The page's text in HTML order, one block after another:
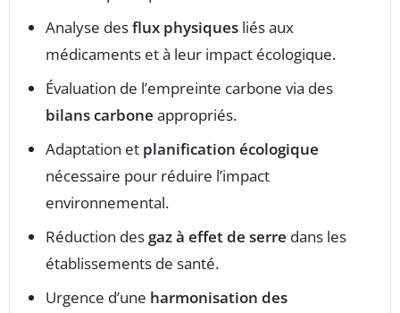
Analyse desflux physiques liés aux
médicaments et à leur impact écologique.
Évaluation de l’empreinte carbone via des
bilans carbone appropriés.
Adaptation et planification écologique
nécessaire pour réduire l’impact
environnemental.
Réduction des gaz à effet de serre dans les
établissements de santé.
Urgence d’une harmonisation des